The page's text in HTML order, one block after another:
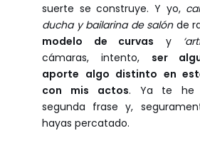
suerte se construye. Y yo,
ducha y bailarina de salónde
modelo de curvas y
cámaras, intento, ser
aporte algo distinto en
con mis actos. Ya te he
segunda frase y,
hayas percatado.